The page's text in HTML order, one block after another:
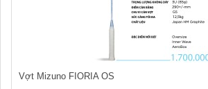
Vợt Mizuno FIORIA OS